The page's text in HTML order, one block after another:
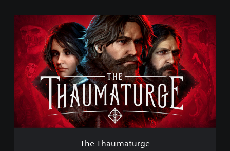
e
a
u
m
a
r
The Thaumaturge